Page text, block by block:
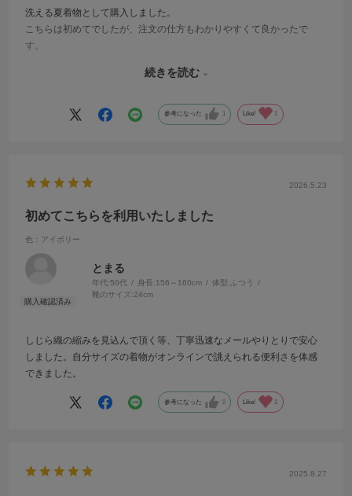
洗える夏着物として購入しました。
こちらは初めてでしたが、注文の仕方もわかりやすくて良かったで
す。
習い事やランチに沢山着ようと思います。
続きを読む
参考になった 1 Like! 1
2026.5.23
初めてこちらを利用いたしました
色：アイボリー
とまる
年代:50代 身長:156～160cm 体型:ふつう
靴のサイズ:24cm
しじら織の縮みを見込んで頂く等、丁寧迅速なメールやりとりで安心
しました。自分サイズの着物がオンラインで誂えられる便利さを体感
できました。
参考になった 2 Like! 2
2025.8.27